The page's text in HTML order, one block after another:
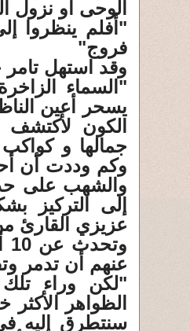
الوحى أو نزول
"أفلم ينظروا
فروج"
وقد استهل
"السماء
يسحر أعين
الكون
جمالها و
وكم وددت أن
والشهب على
إلى التركيز
عزيزي القارئ
عنهم أن تدمر
"لكن وراء تلك
الظواهر